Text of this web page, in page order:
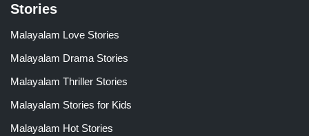
Stories
Malayalam Love Stories
Malayalam Drama Stories
Malayalam Thriller Stories
Malayalam Stories for Kids
Malayalam Hot Stories